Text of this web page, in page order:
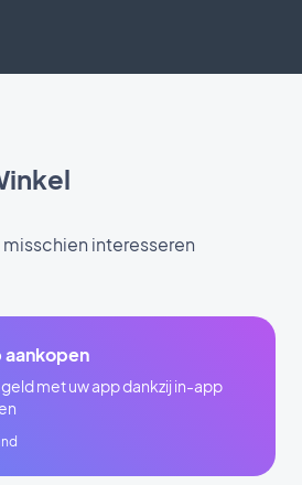
interesseren
met uw app dankzij in-app